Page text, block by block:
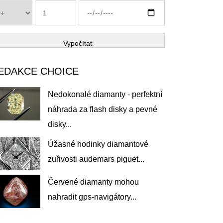
Vypočítat
CHOICE
Nedokonalé diamanty - perfektní
náhrada za flash disky a pevné
disky...
Úžasné hodinky diamantové
zuřivosti audemars piguet...
Červené diamanty mohou
nahradit gps-navigátory...